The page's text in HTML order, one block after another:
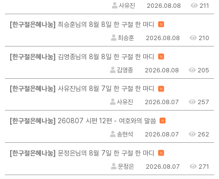
사유진 2026.08.08 211
[한구절은혜나눔] 최승훈님의 8월 8일 한 구절 한 마디 N
최승훈 2026.08.08 210
[한구절은혜나눔] 김영종님의 8월 8일 한 구절 한 마디 N
김영종 2026.08.08 205
[한구절은혜나눔] 사유진님의 8월 7일 한 구절 한 마디 N
사유진 2026.08.07 257
[한구절은혜나눔] 260807 시편 12편 - 여호와의 말씀 N
송현석 2026.08.07 262
[한구절은혜나눔] 문정은님의 8월 7일 한 구절 한 마디 N
문정은 2026.08.07 271